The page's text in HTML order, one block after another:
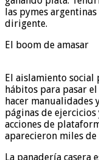
las pymes
dirigente.
El boom de amasar
El aislamiento
hábitos para pasar
hacer manualidades
páginas de
acciones de
aparecieron miles
La panadería casera